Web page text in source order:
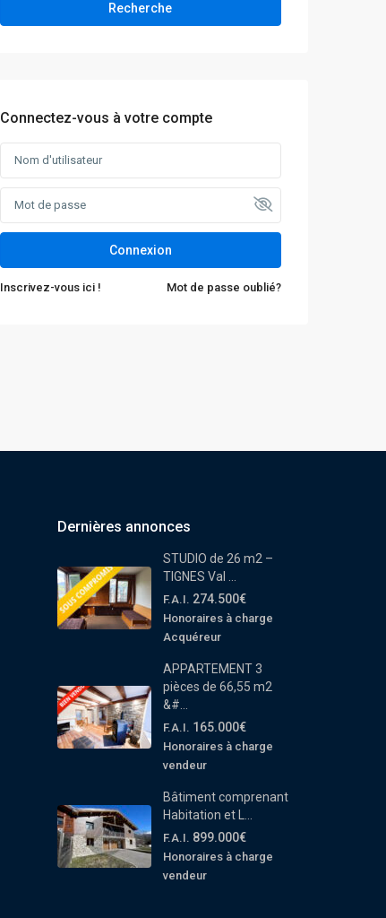
Recherche
Connectez-vous à votre compte
Connexion
Inscrivez-vous ici ! Mot de passe oublié?
Dernières annonces
STUDIO de 26 m2 –
TIGNES Val ...
F.A.I. 274.500€
Honoraires à charge
Acquéreur
APPARTEMENT 3
pièces de 66,55 m2
&#...
F.A.I. 165.000€
Honoraires à charge
vendeur
Bâtiment comprenant
Habitation et L...
F.A.I. 899.000€
Honoraires à charge
vendeur